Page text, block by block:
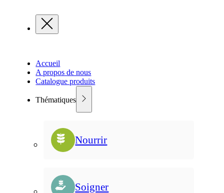
Accueil
A propos de nous
Catalogue produits
Thématiques
Nourrir
Soigner